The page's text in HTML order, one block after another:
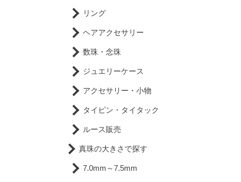
リング
ヘアアクセサリー
数珠・念珠
ジュエリーケース
アクセサリー・小物
タイピン・タイタック
ルース販売
真珠の大きさで探す
7.0mm～7.5mm